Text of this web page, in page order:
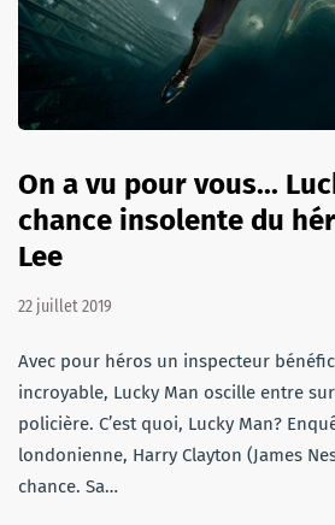
On a vu pour vous...
chance insolente du
Lee
22 juillet 2019
Avec pour héros un inspecteur
incroyable, Lucky Man oscille entre
policière. C’est quoi, Lucky Man?
londonienne, Harry Clayton (James
chance. Sa…